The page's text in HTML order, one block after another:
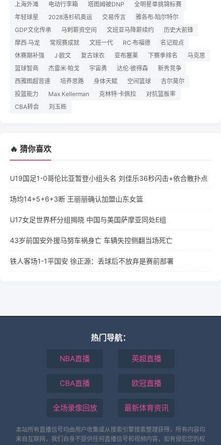
上海外滩
电动行李箱 塔图姆被DNP
全明星单挑锦标赛
年轻球星
2028洛杉矶奥运 交易传言
雅各布·珀尔特尔
GDP文化传承
马刺薪资空间 文班亚马降薪续约
历史大前锋
摩西·马龙
常规赛成就 文班一代 RC·布福德
名记观点
休赛期补强
J·欧文 复古球衣 亚布塞莱 下赛季排名
马克思
篮球智商
杰雷米·帕戈 宇宙勇 达伦·彼得森
新秀竞争
西雅图超音速
培养思路 身体天赋 空间篮球
吉尔莫尔
投篮能力
Max Kellerman 克林特·卡佩拉
对抗篮板率
CBA转会
刘玉栋
🔥 猜你喜欢
U19国足1-0哥伦比亚暂登小组头名 刘佳乐36秒闪击+依合散扑点
场均14+5+6+3断 王丽丽确认加盟山东女篮
U17女足世界杯分组揭晓 中国与美国萨摩亚同处E组
43岁前国安外援马努车祸身亡 车辆失控侧翻当场死亡
铁人客场1-1平国安 徐正源：丢球后不放弃是赛前部署
热门导航：
NBA直播 英超直播
CBA直播 欧冠直播
全场录像回放 最新体育资讯
本站所有直播信号均由用户收集或从搜索引擎搜索整理获得，所有内容均
来自互联网，我们自身不提供任何直播信号和视频内容，如有侵犯您的权